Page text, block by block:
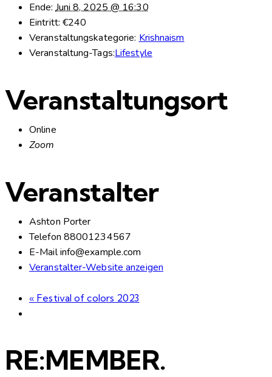
Ende: Juni 8, 2025 @ 16:30
Eintritt: €240
Veranstaltungskategorie: Krishnaism
Veranstaltung-Tags:Lifestyle
Veranstaltungsort
Online
Zoom
Veranstalter
Ashton Porter
Telefon 88001234567
E-Mailinfo@example.com
Veranstalter-Website anzeigen
« Festival of colors 2023
RE:MEMBER.